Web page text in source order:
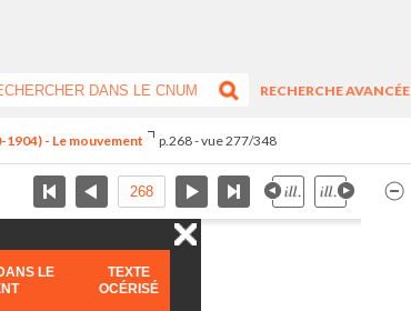
RECHERCHE AVANCÉE
1904) - Le mouvement p.268 - vue 277/348
LE
TEXTE
OCÉRISÉ